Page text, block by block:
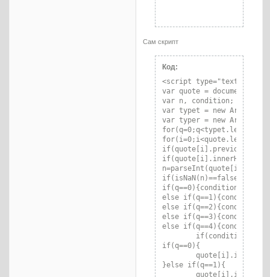
Сам скрипт
Код:
<script type="text/
var quote =
var n, condition;
var typet = new
var typer = new
if(isNaN(n)==false){
if(q==0){condition =
else if(q==1){condition
else if(q==2){condition
else if(q==3){condition
else if(q==4){condition
if(q==0){
}else if(q==1){